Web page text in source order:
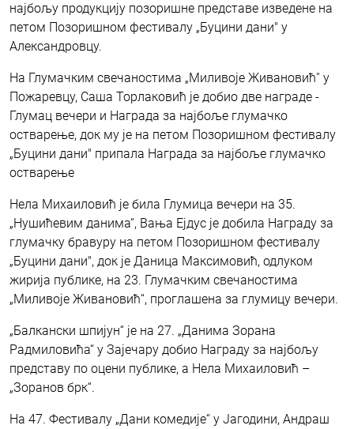
најбољу продукцију позоришне представе изведене на
петом Позоришном фестивалу „Буцини дани" у
Александровцу.
На Глумачким свечаностима „Миливоје Живановић'' у
Пожаревцу, Саша Торлаковић је добио две награде -
Глумац вечери и Награда за најбоље глумачко
остварење, док му је на петом Позоришном фестивалу
„Буцини дани" припала Награда за најбоље глумачко
остварење
Нела Михаиловић је била Глумица вечери на 35.
„Нушићевим данима“, Вања Ејдус је добила Награду за
глумачку бравуру на петом Позоришном фестивалу
„Буцини дани", док је Даница Максимовић, одлуком
жирија публике, на 23. Глумачким свечаностима
„Миливоје Живановић“, проглашена за глумицу вечери.
„Балкански шпијун“ је на 27. „Данима Зорана
Радмиловића“ у Зајечару добио Награду за најбољу
представу по оцени публике, а Нела Михаиловић –
„Зоранов брк“.
На 47. Фестивалу „Дани комедије“ у Јагодини, Андраш